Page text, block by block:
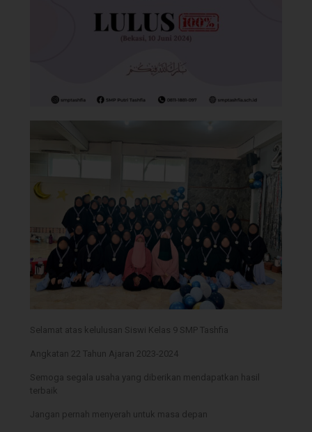
Selamat atas kelulusan Siswi Kelas 9 SMP Tashfia
Angkatan 22 Tahun Ajaran 2023-2024
Semoga segala usaha yang diberikan mendapatkan hasil
terbaik
Jangan pernah menyerah untuk masa depan